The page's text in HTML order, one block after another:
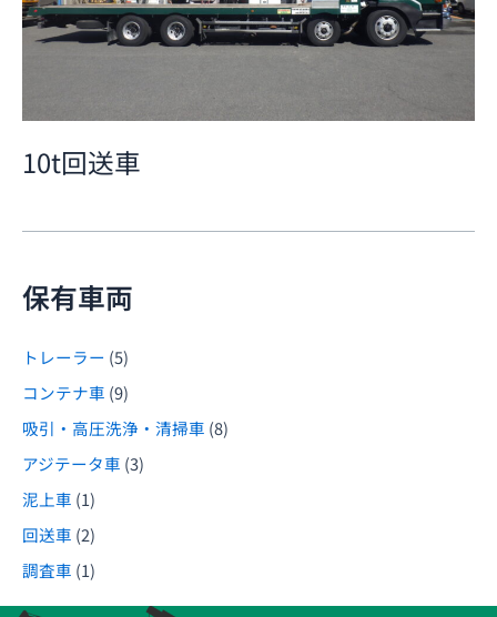
10t回送車
保有車両
トレーラー (5)
コンテナ車 (9)
吸引・高圧洗浄・清掃車 (8)
アジテータ車 (3)
泥上車 (1)
回送車 (2)
調査車 (1)